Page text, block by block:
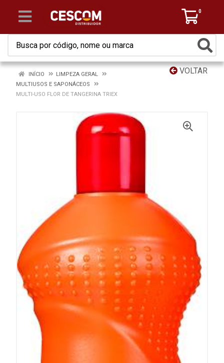
0
VOLTAR
INÍCIO
LIMPEZA GERAL
MULTIUSOS E SAPONÁCEOS
MULTI-USO FLOR DE TANGERINA TRIEX